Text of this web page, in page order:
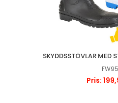
SKYDDSSTÖVLAR MED
FW95
Pris: